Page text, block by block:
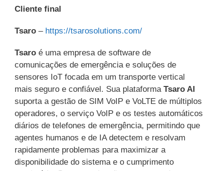
Cliente final
Tsaro – https://tsarosolutions.com/
Tsaro é uma empresa de software de
comunicações de emergência e soluções de
sensores IoT focada em um transporte vertical
mais seguro e confiável. Sua plataforma Tsaro AI
suporta a gestão de SIM VoIP e VoLTE de múltiplos
operadores, o serviço VoIP e os testes automáticos
diários de telefones de emergência, permitindo que
agentes humanos e de IA detectem e resolvam
rapidamente problemas para maximizar a
disponibilidade do sistema e o cumprimento